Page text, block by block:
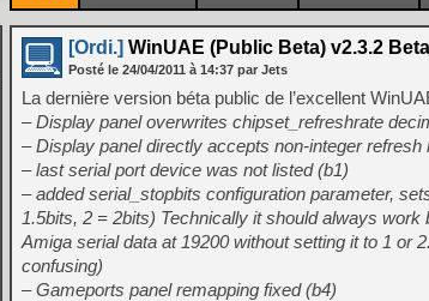
[Ordi.] WinUAE (Public Beta) v2.3.2
Posté le 24/04/2011 à 14:37 par Jets
La dernière version béta public de l’excellent
– Display panel overwrites chipset_refreshrate
– Display panel directly accepts non-integer refresh
– last serial port device was not listed (b1)
– added serial_stopbits configuration parameter,
1.5bits, 2 = 2bits) Technically it should always
Amiga serial data at 19200 without setting it to 1 or
confusing)
– Gameports panel remapping fixed (b4)